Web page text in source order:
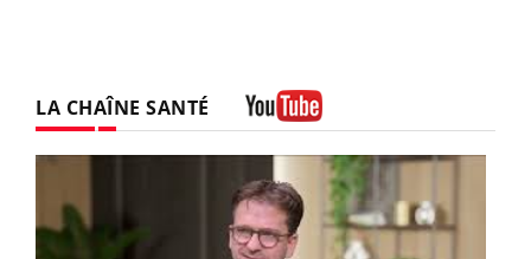
LA CHAÎNE SANTÉ